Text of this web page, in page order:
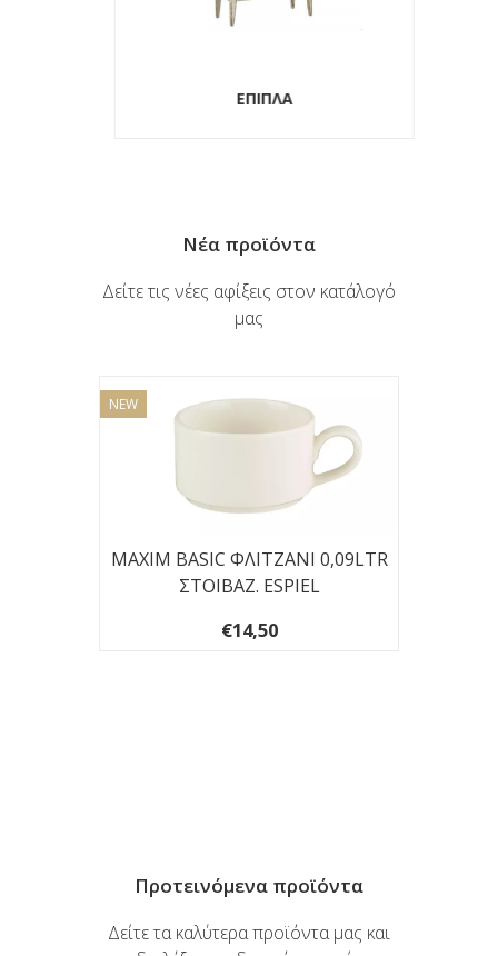
ΕΠΙΠΛΑ
Νέα προϊόντα
Δείτε τις νέες αφίξεις στον κατάλογό
μας
NEW
MAXIM BASIC ΦΛΙΤΖΑΝΙ 0,09LTR
ΣΤΟΙΒΑΖ. ESPIEL
€14,50
Προτεινόμενα προϊόντα
Δείτε τα καλύτερα προϊόντα μας και